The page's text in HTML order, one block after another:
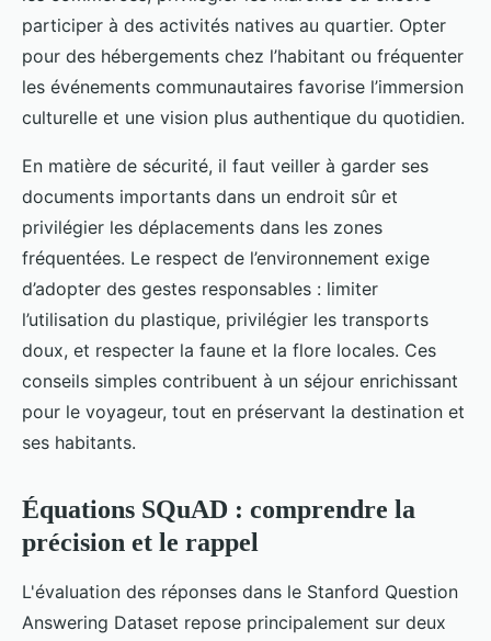
participer à des activités natives au quartier. Opter
pour des hébergements chez l’habitant ou fréquenter
les événements communautaires favorise l’immersion
culturelle et une vision plus authentique du quotidien.
En matière de sécurité, il faut veiller à garder ses
documents importants dans un endroit sûr et
privilégier les déplacements dans les zones
fréquentées. Le respect de l’environnement exige
d’adopter des gestes responsables : limiter
l’utilisation du plastique, privilégier les transports
doux, et respecter la faune et la flore locales. Ces
conseils simples contribuent à un séjour enrichissant
pour le voyageur, tout en préservant la destination et
ses habitants.
Équations SQuAD : comprendre la
précision et le rappel
L'évaluation des réponses dans le Stanford Question
Answering Dataset repose principalement sur deux